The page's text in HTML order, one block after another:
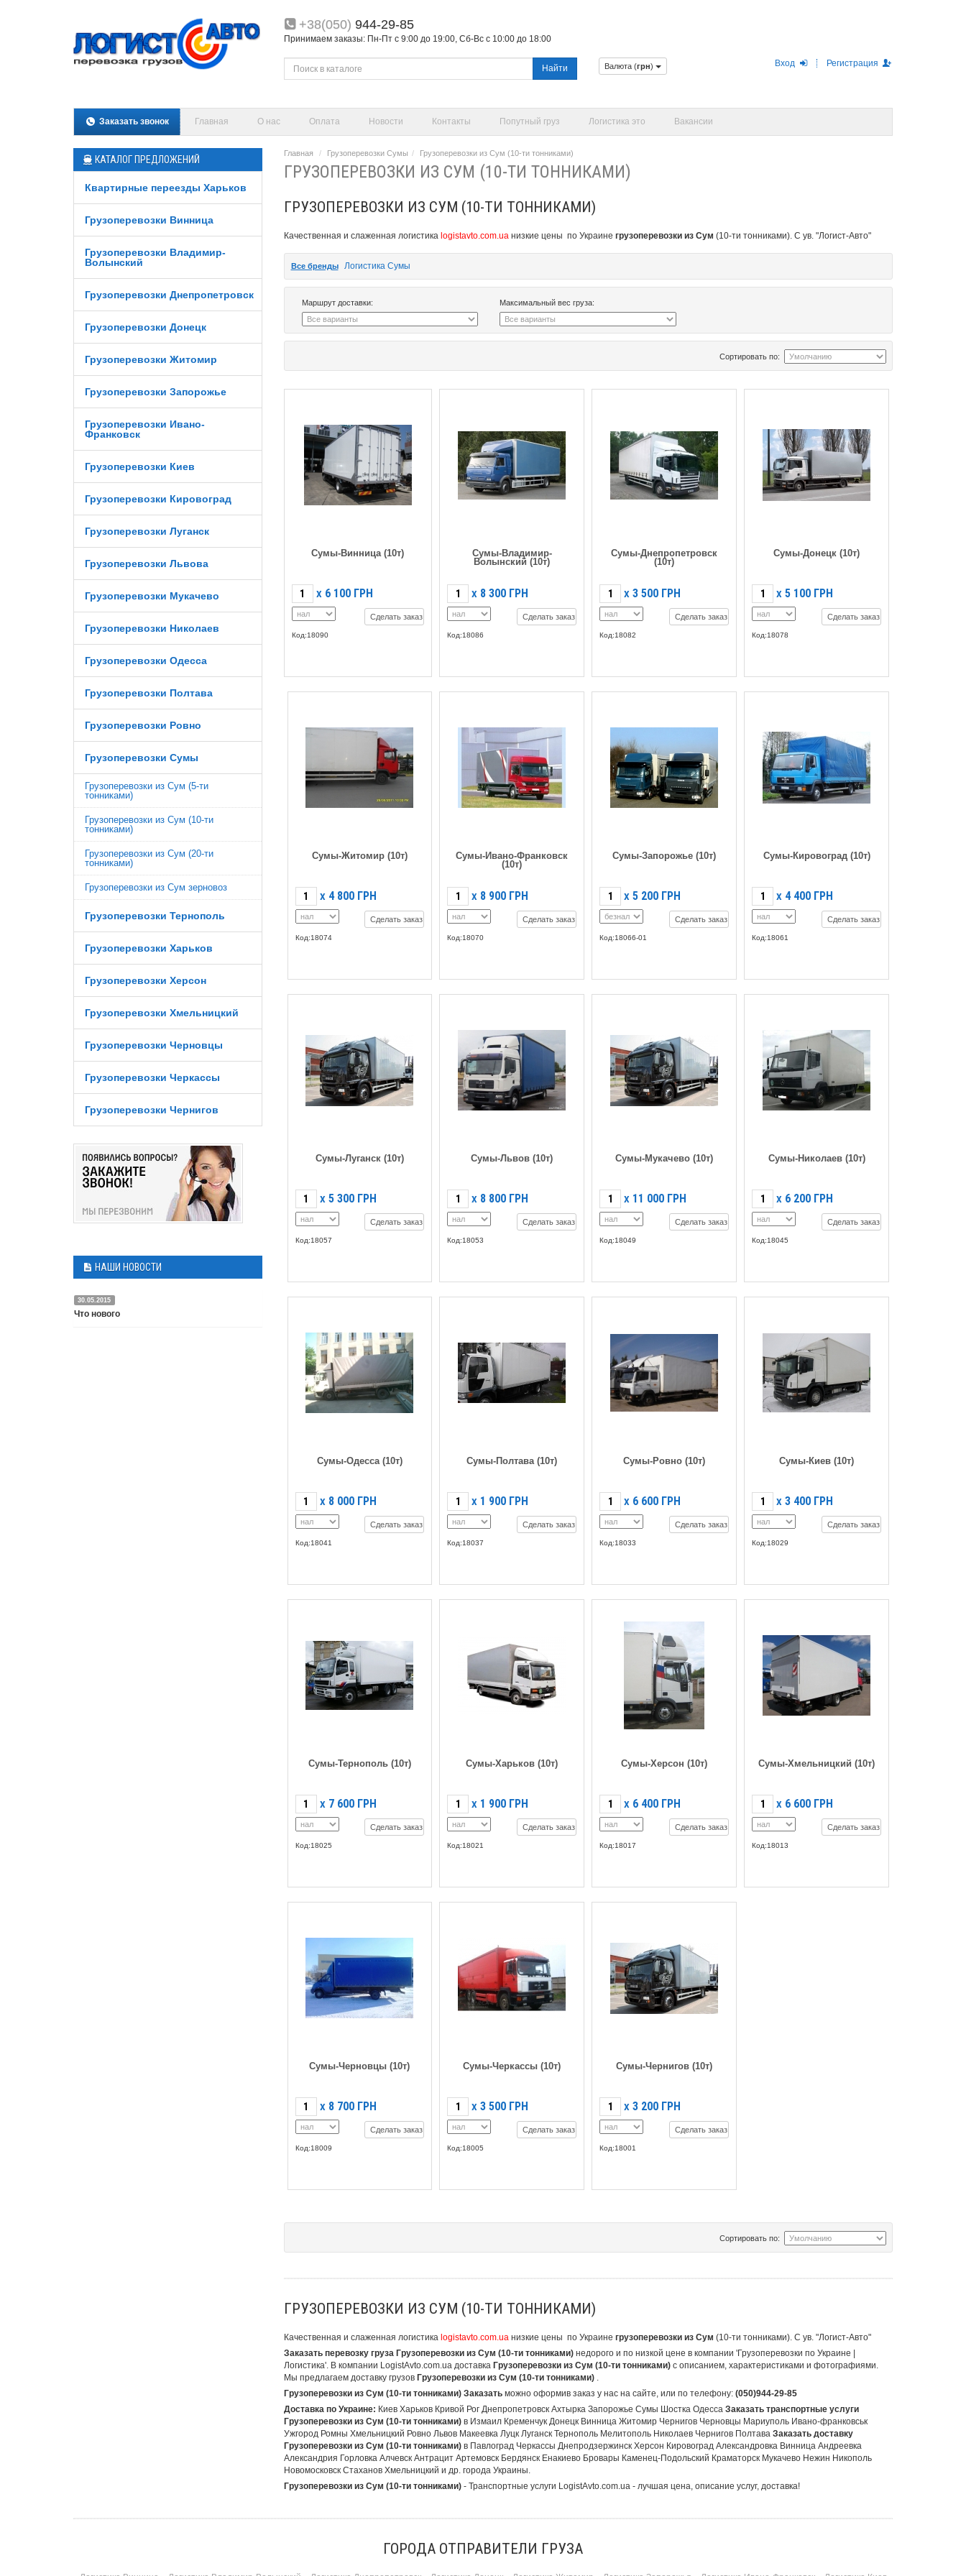
+38(050) 944-29-85
Принимаем заказы: Пн-Пт с 9:00 до 19:00, Сб-Вс с 10:00 до 18:00
Найти Вход Регистрация
Валюта (грн)
Заказать звонок Главная О нас Оплата Новости Контакты Попутный груз Логистика это Вакансии
КАТАЛОГ ПРЕДЛОЖЕНИЙ
Квартирные переезды Харьков
Грузоперевозки Винница
Грузоперевозки Владимир-
Волынский
Грузоперевозки Днепропетровск
Грузоперевозки Донецк
Грузоперевозки Житомир
Грузоперевозки Запорожье
Грузоперевозки Ивано-
Франковск
Грузоперевозки Киев
Грузоперевозки Кировоград
Грузоперевозки Луганск
Грузоперевозки Львова
Грузоперевозки Мукачево
Грузоперевозки Николаев
Грузоперевозки Одесса
Грузоперевозки Полтава
Грузоперевозки Ровно
Грузоперевозки Сумы
Грузоперевозки из Сум (5-ти
тонниками)
Грузоперевозки из Сум (10-ти
тонниками)
Грузоперевозки из Сум (20-ти
тонниками)
Грузоперевозки из Сум зерновоз
Грузоперевозки Тернополь
Грузоперевозки Харьков
Грузоперевозки Херсон
Грузоперевозки Хмельницкий
Грузоперевозки Черновцы
Грузоперевозки Черкассы
Грузоперевозки Чернигов
НАШИ НОВОСТИ
30.05.2015
Что нового
Главная Грузоперевозки Сумы Грузоперевозки из Сум (10-ти тонниками)
ГРУЗОПЕРЕВОЗКИ ИЗ СУМ (10-ТИ ТОННИКАМИ)
ГРУЗОПЕРЕВОЗКИ ИЗ СУМ (10-ТИ ТОННИКАМИ)
Качественная и слаженная логистика logistavto.com.uaнизкие цены по Украине грузоперевозки из Сум (10-ти тонниками). С ув. "Логист-Авто"
Все бренды Логистика Сумы
Маршрут доставки: Максимальный вес груза:
Сортировать по:
Сумы-Винница (10т)
X 6 100 ГРН
Сделать заказ
Код:18090
Сумы-Владимир-
Волынский (10т)
X 8 300 ГРН
Сделать заказ
Код:18086
Сумы-Днепропетровск
(10т)
X 3 500 ГРН
Сделать заказ
Код:18082
Сумы-Донецк (10т)
X 5 100 ГРН
Сделать заказ
Код:18078
Сумы-Житомир (10т)
X 4 800 ГРН
Сделать заказ
Код:18074
Сумы-Ивано-Франковск
(10т)
X 8 900 ГРН
Сделать заказ
Код:18070
Сумы-Запорожье (10т)
X 5 200 ГРН
Сделать заказ
Код:18066-01
Сумы-Кировоград (10т)
X 4 400 ГРН
Сделать заказ
Код:18061
Сумы-Луганск (10т)
X 5 300 ГРН
Сделать заказ
Код:18057
Сумы-Львов (10т)
X 8 800 ГРН
Сделать заказ
Код:18053
Сумы-Мукачево (10т)
X 11 000 ГРН
Сделать заказ
Код:18049
Сумы-Николаев (10т)
X 6 200 ГРН
Сделать заказ
Код:18045
Сумы-Одесса (10т)
X 8 000 ГРН
Сделать заказ
Код:18041
Сумы-Полтава (10т)
X 1 900 ГРН
Сделать заказ
Код:18037
Сумы-Ровно (10т)
X 6 600 ГРН
Сделать заказ
Код:18033
Сумы-Киев (10т)
X 3 400 ГРН
Сделать заказ
Код:18029
Сумы-Тернополь (10т)
X 7 600 ГРН
Сделать заказ
Код:18025
Сумы-Харьков (10т)
X 1 900 ГРН
Сделать заказ
Код:18021
Сумы-Херсон (10т)
X 6 400 ГРН
Сделать заказ
Код:18017
Сумы-Хмельницкий (10т)
X 6 600 ГРН
Сделать заказ
Код:18013
Сумы-Черновцы (10т)
X 8 700 ГРН
Сделать заказ
Код:18009
Сумы-Черкассы (10т)
X 3 500 ГРН
Сделать заказ
Код:18005
Сумы-Чернигов (10т)
X 3 200 ГРН
Сделать заказ
Код:18001
Сортировать по:
ГРУЗОПЕРЕВОЗКИ ИЗ СУМ (10-ТИ ТОННИКАМИ)
Качественная и слаженная логистика logistavto.com.uaнизкие цены по Украине грузоперевозки из Сум (10-ти тонниками). С ув. "Логист-Авто"
Заказать перевозку груза Грузоперевозки из Сум (10-ти тонниками) недорого и по низкой цене в компании 'Грузоперевозки по Украине |
Логистика'. В компании LogistAvto.com.ua доставка Грузоперевозки из Сум (10-ти тонниками) с описанием, характеристиками и фотографиями.
Мы предлагаем доставку грузов Грузоперевозки из Сум (10-ти тонниками) .
Грузоперевозки из Сум (10-ти тонниками) Заказатьможно оформив заказ у нас на сайте, или по телефону: (050)944-29-85
Доставка по Украине: Киев Харьков Кривой Рог Днепропетровск Ахтырка Запорожье Сумы Шостка Одесса Заказать транспортные услуги
Грузоперевозки из Сум (10-ти тонниками)в Измаил Кременчук Донецк Винница Житомир Чернигов Черновцы Мариуполь Ивано-франковськ
Ужгород Ромны Хмельницкий Ровно Львов Макеевка Луцк Луганск Тернополь Мелитополь Николаев Чернигов Полтава Заказать доставку
Грузоперевозки из Сум (10-ти тонниками) в Павлоград Черкассы Днепродзержинск Херсон Кировоград Александровка Винница Андреевка
Александрия Горловка Алчевск Антрацит Артемовск Бердянск Енакиево Бровары Каменец-Подольский Краматорск Мукачево Нежин Никополь
Новомосковск Стаханов Хмельницкий и др. города Украины.
Грузоперевозки из Сум (10-ти тонниками)- Транспортные услуги LogistAvto.com.ua - лучшая цена, описание услуг, доставка!
ГОРОДА ОТПРАВИТЕЛИ ГРУЗА